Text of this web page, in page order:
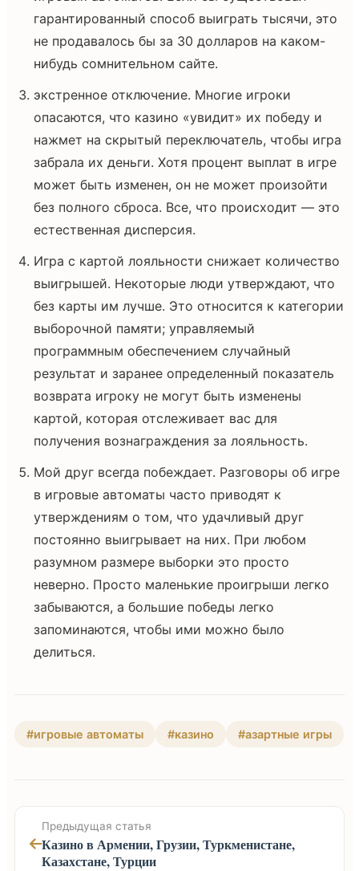
гарантированный способ выиграть тысячи, это
не продавалось бы за 30 долларов на каком-
нибудь сомнительном сайте.
экстренное отключение. Многие игроки
опасаются, что казино «увидит» их победу и
нажмет на скрытый переключатель, чтобы игра
забрала их деньги. Хотя процент выплат в игре
может быть изменен, он не может произойти
без полного сброса. Все, что происходит — это
естественная дисперсия.
Игра с картой лояльности снижает количество
выигрышей. Некоторые люди утверждают, что
без карты им лучше. Это относится к категории
выборочной памяти; управляемый
программным обеспечением случайный
результат и заранее определенный показатель
возврата игроку не могут быть изменены
картой, которая отслеживает вас для
получения вознаграждения за лояльность.
Мой друг всегда побеждает. Разговоры об игре
в игровые автоматы часто приводят к
утверждениям о том, что удачливый друг
постоянно выигрывает на них. При любом
разумном размере выборки это просто
неверно. Просто маленькие проигрыши легко
забываются, а большие победы легко
запоминаются, чтобы ими можно было
делиться.
#игровые автоматы #казино #азартные игры
Предыдущая статья
Казино в Армении, Грузии, Туркменистане,
Казахстане, Турции